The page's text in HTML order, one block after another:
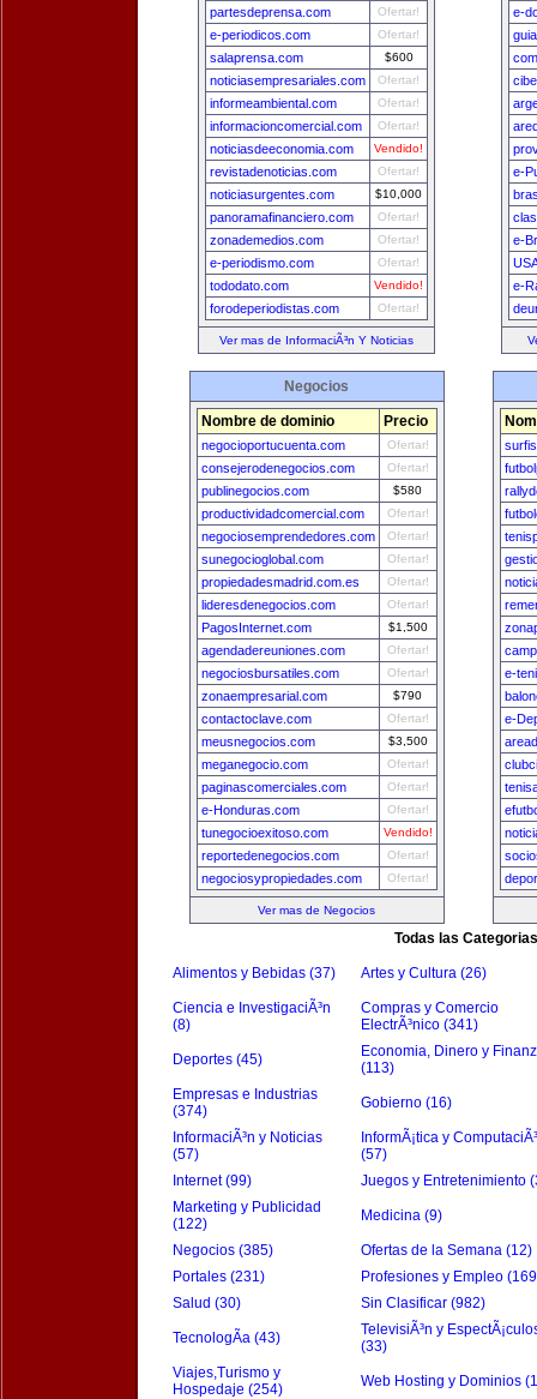
partesdeprensa.com Ofertar!
e-periodicos.com Ofertar!
salaprensa.com $600
noticiasempresariales.com Ofertar!
informeambiental.com Ofertar!
informacioncomercial.com Ofertar!
noticiasdeeconomia.com Vendido!
revistadenoticias.com Ofertar!
noticiasurgentes.com $10,000
panoramafinanciero.com Ofertar!
zonademedios.com Ofertar!
e-periodismo.com Ofertar!
tododato.com Vendido!
forodeperiodistas.com Ofertar!
Ver mas de InformaciÃ³n Y Noticias
e-
e-
e-
e-
Negocios
Nombre de dominio Precio
negocioportucuenta.com Ofertar!
consejerodenegocios.com Ofertar!
publinegocios.com $580
productividadcomercial.com Ofertar!
negociosemprendedores.com Ofertar!
sunegocioglobal.com Ofertar!
propiedadesmadrid.com.es Ofertar!
lideresdenegocios.com Ofertar!
PagosInternet.com $1,500
agendadereuniones.com Ofertar!
negociosbursatiles.com Ofertar!
zonaempresarial.com $790
contactoclave.com Ofertar!
meusnegocios.com $3,500
meganegocio.com Ofertar!
paginascomerciales.com Ofertar!
e-Honduras.com Ofertar!
tunegocioexitoso.com Vendido!
reportedenegocios.com Ofertar!
negociosypropiedades.com Ofertar!
Ver mas de Negocios
e-
e-
Todas las Categorias
Alimentos y Bebidas (37) Artes y Cultura (26)
Ciencia e InvestigaciÃ³n
(8)
Compras y Comercio
ElectrÃ³nico (341)
Deportes (45)
Economia, Dinero y
(113)
Empresas e Industrias
(374)
Gobierno (16)
InformaciÃ³n y Noticias
(57)
InformÃ¡tica y
(57)
Internet (99)
Juegos y Entretenimiento
Marketing y Publicidad
(122)
Medicina (9)
Negocios (385)
Ofertas de la Semana (12)
Portales (231)
Profesiones y Empleo
Salud (30)
Sin Clasificar (982)
TecnologÃ­a (43)
TelevisiÃ³n y
(33)
Viajes,Turismo y
Hospedaje (254)
Web Hosting y Dominios